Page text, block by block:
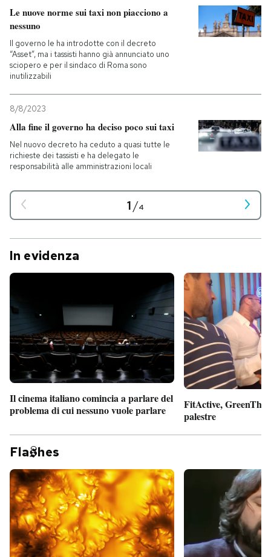
Le nuove norme sui taxi non piacciono a
nessuno
Il governo le ha introdotte con il decreto
“Asset”, ma i tassisti hanno già annunciato uno
sciopero e per il sindaco di Roma sono
inutilizzabili
8/8/2023
Alla fine il governo ha deciso poco sui taxi
Nel nuovo decreto ha ceduto a quasi tutte le
richieste dei tassisti e ha delegato le
responsabilità alle amministrazioni locali
1/4
In evidenza
Il cinema italiano comincia a parlare del
problema di cui nessuno vuole parlare
FitActive,
palestre
Fla hes